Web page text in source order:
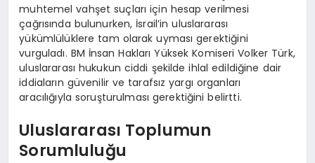
muhtemel vahşet suçları için hesap verilmesi
çağrısında bulunurken, İsrail’in uluslararası
yükümlülüklere tam olarak uyması gerektiğini
vurguladı. BM İnsan Hakları Yüksek Komiseri Volker Türk,
uluslararası hukukun ciddi şekilde ihlal edildiğine dair
iddiaların güvenilir ve tarafsız yargı organları
aracılığıyla soruşturulması gerektiğini belirtti.
Uluslararası Toplumun
Sorumluluğu